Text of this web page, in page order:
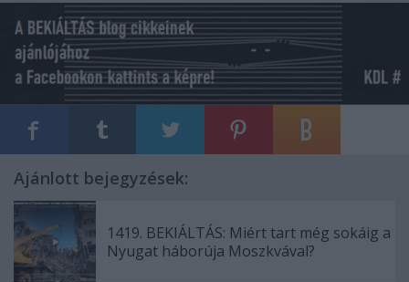
Ajánlott bejegyzések:
1419. BEKIÁLTÁS: Miért tart még sokáig a
Nyugat háborúja Moszkvával?